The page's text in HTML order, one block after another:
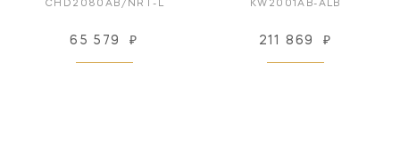
CHD2080AB/NRT-L
65 579 ₽
KW2001AB-ALB
211 869 ₽